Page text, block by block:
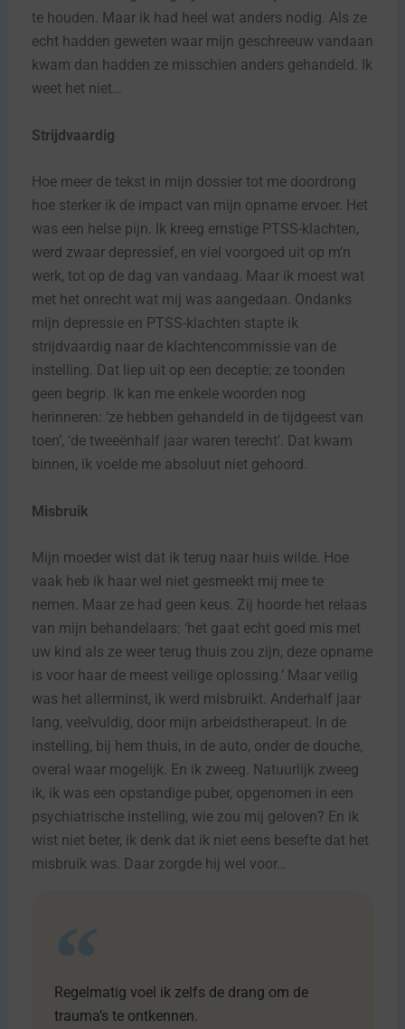
te houden. Maar ik had heel wat anders nodig. Als ze
echt hadden geweten waar mijn geschreeuw vandaan
kwam dan hadden ze misschien anders gehandeld. Ik
weet het niet…
Strijdvaardig
Hoe meer de tekst in mijn dossier tot me doordrong
hoe sterker ik de impact van mijn opname ervoer. Het
was een helse pijn. Ik kreeg ernstige PTSS-klachten,
werd zwaar depressief, en viel voorgoed uit op m’n
werk, tot op de dag van vandaag. Maar ik moest wat
met het onrecht wat mij was aangedaan. Ondanks
mijn depressie en PTSS-klachten stapte ik
strijdvaardig naar de klachtencommissie van de
instelling. Dat liep uit op een deceptie; ze toonden
geen begrip. Ik kan me enkele woorden nog
herinneren: ‘ze hebben gehandeld in de tijdgeest van
toen’, ‘de tweeënhalf jaar waren terecht’. Dat kwam
binnen, ik voelde me absoluut niet gehoord.
Misbruik
Mijn moeder wist dat ik terug naar huis wilde. Hoe
vaak heb ik haar wel niet gesmeekt mij mee te
nemen. Maar ze had geen keus. Zij hoorde het relaas
van mijn behandelaars: ‘het gaat echt goed mis met
uw kind als ze weer terug thuis zou zijn, deze opname
is voor haar de meest veilige oplossing.’ Maar veilig
was het allerminst, ik werd misbruikt. Anderhalf jaar
lang, veelvuldig, door mijn arbeidstherapeut. In de
instelling, bij hem thuis, in de auto, onder de douche,
overal waar mogelijk. En ik zweeg. Natuurlijk zweeg
ik, ik was een opstandige puber, opgenomen in een
psychiatrische instelling, wie zou mij geloven? En ik
wist niet beter, ik denk dat ik niet eens besefte dat het
misbruik was. Daar zorgde hij wel voor…
Regelmatig voel ik zelfs de drang om de
trauma’s te ontkennen.